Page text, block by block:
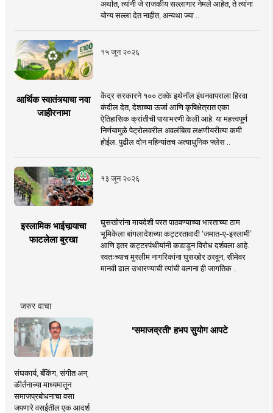
अर्थात, त्यांनी जे राजकीय सल्लागार नेमले आहेत, ते त्यांना
योग्य सल्ला देत नाहीत, अन्यथा ज्या ..
१५ जून २०२६
आर्थिक स्वातंत्र्याचा नवा
जाहीरनामा
केंद्र सरकारने १०० टक्के इथेनॉल इंधनवापराला हिरवा
कंदील देत, देशाच्या ऊर्जा आणि कृषिक्षेत्रात एका
ऐतिहासिक क्रांतीची पायाभरणी केली आहे. या महत्त्वपूर्ण
निर्णयामुळे पेट्रोलवरील अवलंबित्व लक्षणीयरीत्या कमी
होईल. पुढील दोन महिन्यांतच अत्याधुनिक फ्लेस ..
१३ जून २०२६
इस्लामिक भाईचार्‍याचा
फाटलेला बुरखा
घुसखोरांना मायदेशी परत पाठवण्याच्या भारताच्या ठाम
भूमिकेला बांगलादेशच्या कट्टरतावादी ‘जमात-ए-इस्लामी’
आणि इतर कट्टरपंथीयांनी कडाडून विरोध दर्शवला आहे.
स्वतःच्याच मुस्लीम नागरिकांना घुसखोर ठरवून, सीमेवर
मानवी ढाल उभारण्याची त्यांची वल्गना ही जागतिक ..
जरुर वाचा
'समाजव्रती' हभप सुयोग आपटे
संघकार्य, बँकिंग, संगीत अन्
कीर्तनाच्या माध्यमातून
समाजप्रबोधनाचा वसा
जपणारे वसईतील एक आदर्श